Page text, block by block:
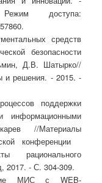
доступа:
средств
безопасности
Д.В. Шатырко//
и решения. - 2015. -
поддержки
информационными
//Материалы
конференции
рационального
2017. - С. 304-309.
МИС с WEB-